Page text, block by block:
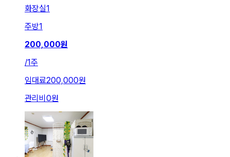
화장실1
주방1
200,000원
/1주
임대료200,000원
관리비 0원